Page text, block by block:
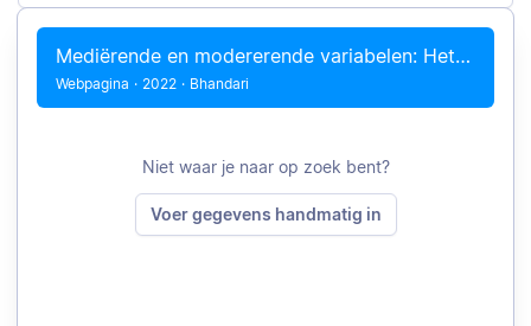
Citeer met Chrome Citeer handmatig
Mediërende en modererende variabelen: Het verschil
Webpagina · 2022 · Bhandari
Niet waar je naar op zoek bent?
Voer gegevens handmatig in